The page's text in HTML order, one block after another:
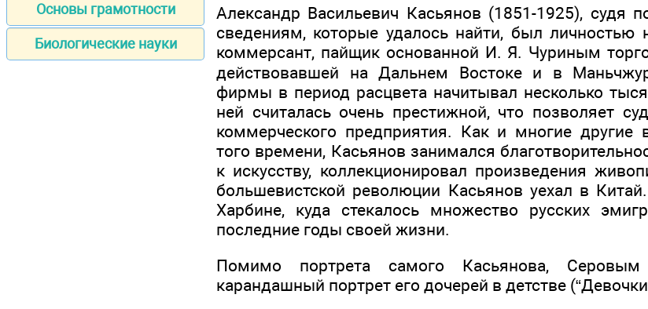
Основы грамотности
Биологические науки
Александр Васильевич Касьянов (1851-1925), судя
сведениям, которые удалось найти, был личностью
коммерсант, пайщик основанной И. Я. Чуриным
действовавшей на Дальнем Востоке и в
фирмы в период расцвета начитывал несколько
ней считалась очень престижной, что позволяет
коммерческого предприятия. Как и многие другие
того времени, Касьянов занимался
к искусству, коллекционировал произведения
большевистской революции Касьянов уехал в
Харбине, куда стекалось множество русских
последние годы своей жизни.
Помимо портрета самого Касьянова,
карандашный портрет его дочерей в детстве